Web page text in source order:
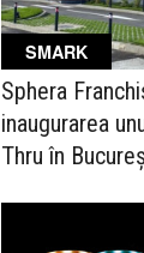
SMARK
Sphera
inaugurarea
Thru în